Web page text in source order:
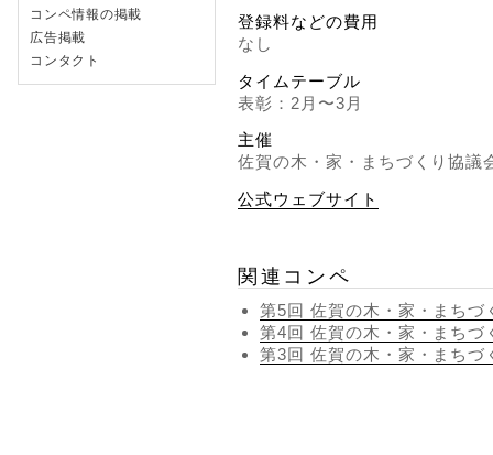
コンペ情報の掲載
広告掲載
コンタクト
登録料などの費用
なし
タイムテーブル
表彰：2月〜3月
主催
佐賀の木・家・まちづくり協議
公式ウェブサイト
関連コンペ
第5回 佐賀の木・家・まちづ
第4回 佐賀の木・家・まちづ
第3回 佐賀の木・家・まちづ